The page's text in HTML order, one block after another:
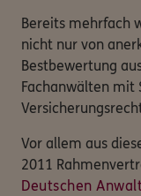
Bereits mehrfach
nicht nur von
Bestbewertung
Fachanwälten mit
Vor allem aus
2011
Deutschen